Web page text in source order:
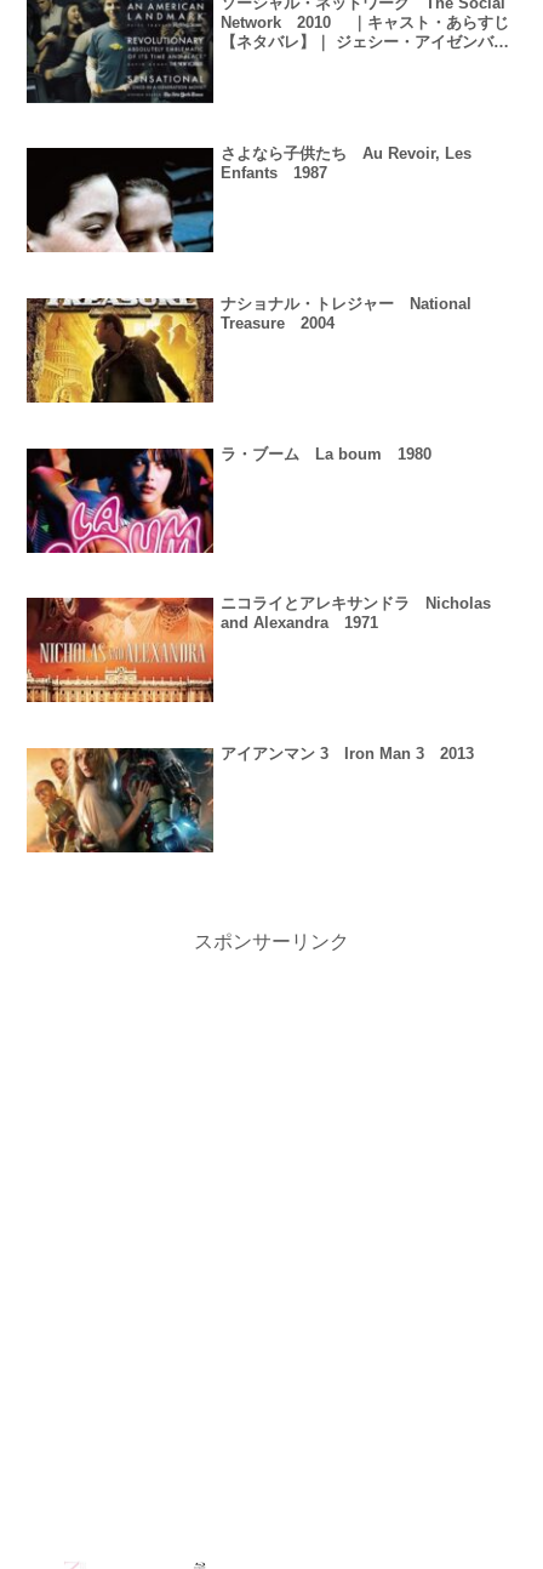
Network 2010 ｜キャスト・あらすじ
【ネタバレ】｜ ジェシー・アイゼンバー
さよなら子供たち Au Revoir, Les
Enfants 1987
ナショナル・トレジャー National
Treasure 2004
ラ・ブーム La boum 1980
ニコライとアレキサンドラ Nicholas
and Alexandra 1971
アイアンマン 3 Iron Man 3 2013
スポンサーリンク